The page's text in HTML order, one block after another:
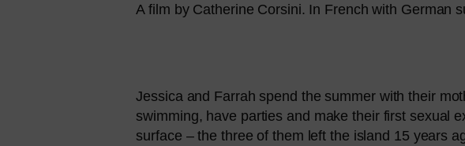
A film by Catherine Corsini. In French with German
Jessica and Farrah spend the sum­mer with their
swim­ming, have par­ties and make their first sexu­al
sur­face – the three of them left the island 15 years